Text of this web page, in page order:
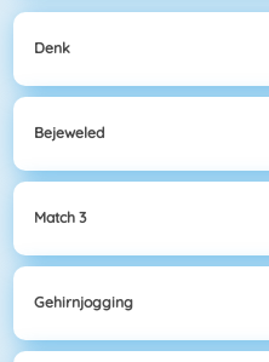
Denk
Bejeweled
Match 3
Gehirnjogging